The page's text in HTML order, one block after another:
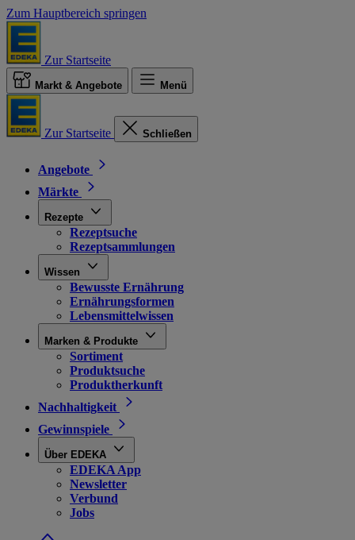
Zum Hauptbereich springen
Zur Startseite
Markt & Angebote Menü
Zur Startseite Schließen
Angebote
Märkte
Rezepte
Rezeptsuche
Rezeptsammlungen
Wissen
Bewusste Ernährung
Ernährungsformen
Lebensmittelwissen
Marken & Produkte
Sortiment
Produktsuche
Produktherkunft
Nachhaltigkeit
Gewinnspiele
Über EDEKA
EDEKA App
Newsletter
Verbund
Jobs